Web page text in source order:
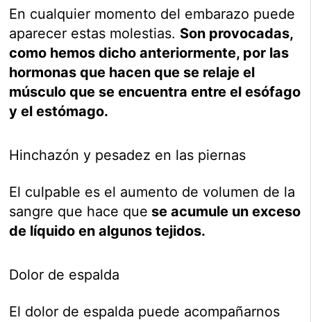
En cualquier momento del embarazo puede
aparecer estas molestias. Son provocadas,
como hemos dicho anteriormente, por las
hormonas que hacen que se relaje el
músculo que se encuentra entre el esófago
y el estómago.
Hinchazón y pesadez en las piernas
El culpable es el aumento de volumen de la
sangre que hace que se acumule un exceso
de líquido en algunos tejidos.
Dolor de espalda
El dolor de espalda puede acompañarnos